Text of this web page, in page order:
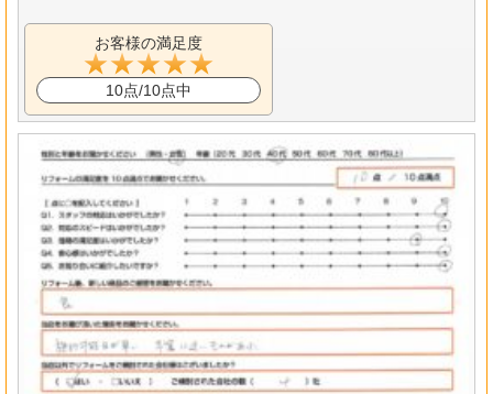
お客様の満足度
10点/10点中